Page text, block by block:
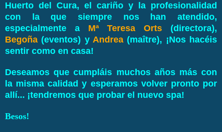
Huerto del Cura, el cariño y la profesionalidad
con la que siempre nos han atendido,
especialmente a Mª Teresa Orts (directora),
Begoña (eventos) y Andrea (maître), ¡Nos hacéis
sentir como en casa!
Deseamos que cumpláis muchos años más con
la misma calidad y esperamos volver pronto por
allí... ¡tendremos que probar el nuevo spa!
Besos!